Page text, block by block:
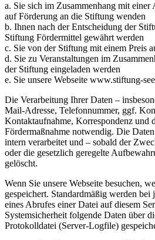
a. Sie sich im Zusammenhang mit
auf Förderung an die Stiftung wenden
b. Ihnen nach der Entscheidung der
Stiftung Fördermittel gewährt werden
c. Sie von der Stiftung mit einem Preis
d. Sie zu Veranstaltungen im
der Stiftung eingeladen werden
e. Sie unsere Webseite www.stiftung-
Die Verarbeitung Ihrer Daten –
Mail-Adresse, Telefonnummer, ggf.
Kontaktaufnahme, Korrespondenz und
Fördermaßnahme notwendig. Die
intern verarbeitet und – sobald der
oder die gesetzlich geregelte
gelöscht.
Wenn Sie unsere Webseite besuchen,
gespeichert. Standardmäßig werden
eines Abrufes einer Datei auf diesem
Systemsicherheit folgende Daten über
Protokolldatei (Server-Logfile)